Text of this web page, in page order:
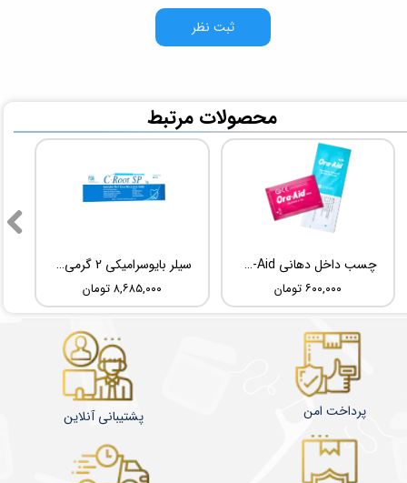
ثبت نظر
سیلر بایوسرامیکی 2 گرمی Root Dental Medical C-Root SP
۸,۶۸۵,۰۰۰ تومان
چسب داخل دهانی TBM Ora-Aid
۶۰۰,۰۰۰ تومان
​محصولات مرتبط
پشتیبانی آنلاین پرداخت امن